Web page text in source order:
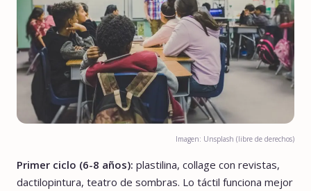
Imagen: Unsplash (libre de derechos)
Primer ciclo (6-8 años): plastilina, collage con revistas,
dactilopintura, teatro de sombras. Lo táctil funciona mejor